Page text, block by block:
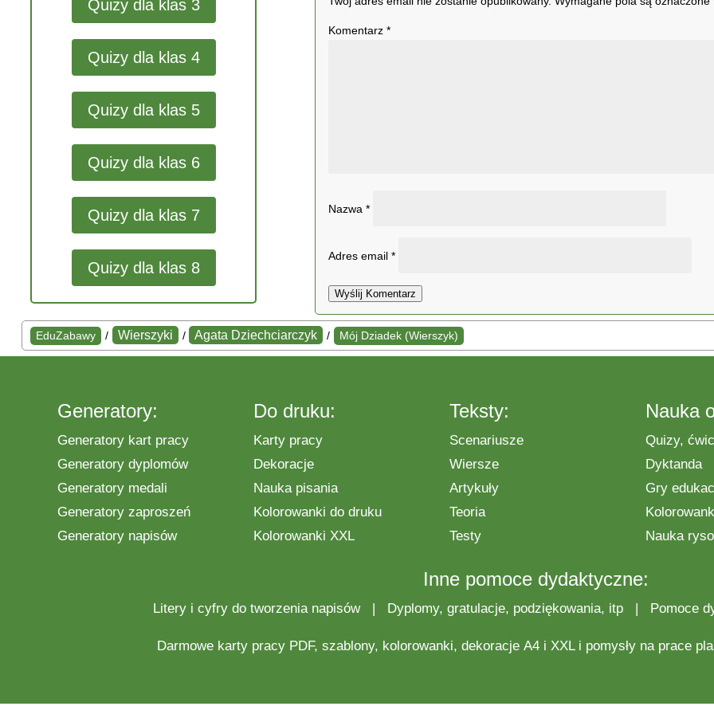
Quizy dla klas 3
Quizy dla klas 4
Quizy dla klas 5
Quizy dla klas 6
Quizy dla klas 7
Quizy dla klas 8
Komentarz *
Nazwa *
Adres email *
Wyślij Komentarz
EduZabawy / Wierszyki / Agata Dziechciarczyk / Mój Dziadek (Wierszyk)
Generatory:
Generatory kart pracy
Generatory dyplomów
Generatory medali
Generatory zaproszeń
Generatory napisów
Do druku:
Karty pracy
Dekoracje
Nauka pisania
Kolorowanki do druku
Kolorowanki XXL
Teksty:
Scenariusze
Wiersze
Artykuły
Teoria
Testy
Nauka
Quizy,
Dyktanda
Gry
Nauka
Inne pomoce dydaktyczne:
Litery i cyfry do tworzenia napisów| Dyplomy, gratulacje, podziękowania, itp | Pomoce
Darmowe karty pracyPDF, szablony, kolorowanki, dekoracjeA4 i XXL i pomysły na prace